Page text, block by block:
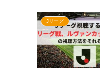
Jリーグ